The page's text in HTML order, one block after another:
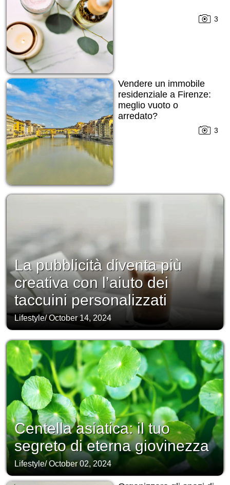
3
Vendere un immobile
residenziale a Firenze:
meglio vuoto o
arredato?
3
La pubblicità diventa più
creativa con l’aiuto dei
taccuini personalizzati
Lifestyle/October 14, 2024
Centella asiatica: il tuo
segreto di eterna giovinezza
Lifestyle/October 02, 2024